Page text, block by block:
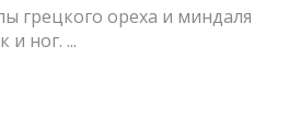
грецкого ореха и миндаля
ног. ...